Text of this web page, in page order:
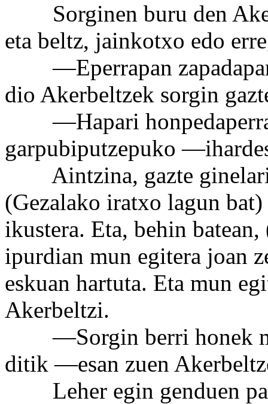
Sorginen buru den
eta beltz, jainkotxo edo
—Eperrapan
dio Akerbeltzek sorgin
—Hapari
garpubiputzepuko
Aintzina, gazte
(Gezalako iratxo lagun
ikustera. Eta, behin
ipurdian mun egitera joan
eskuan hartuta. Eta mun
Akerbeltzi.
—Sorgin berri honek
ditik —esan zuen
Leher egin genduen